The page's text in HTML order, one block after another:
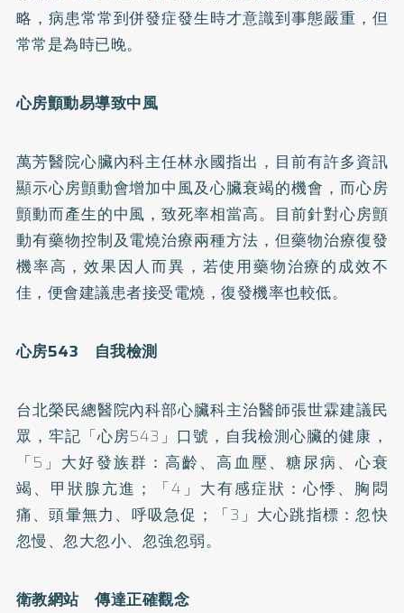
略，病患常常到併發症發生時才意識到事態嚴重，但
常常是為時已晚。
心房顫動易導致中風
萬芳醫院心臟內科主任林永國指出，目前有許多資訊
顯示心房顫動會增加中風及心臟衰竭的機會，而心房
顫動而產生的中風，致死率相當高。目前針對心房顫
動有藥物控制及電燒治療兩種方法，但藥物治療復發
機率高，效果因人而異，若使用藥物治療的成效不
佳，便會建議患者接受電燒，復發機率也較低。
心房543 自我檢測
台北榮民總醫院內科部心臟科主治醫師張世霖建議民
眾，牢記「心房543」口號，自我檢測心臟的健康，
「5」大好發族群：高齡、高血壓、 糖尿病、心衰
竭、甲狀腺亢進；「4」大有感症狀：心悸、胸悶
痛、頭暈無力、呼吸急促；「3」大心跳指標：忽快
忽慢、忽大忽小、忽強忽弱。
衛教網站 傳達正確觀念